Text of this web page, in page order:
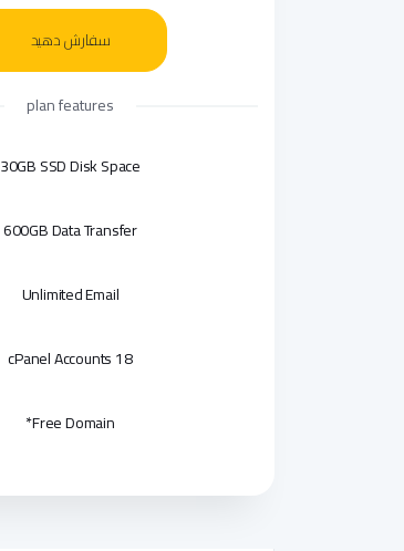
سفارش دهید
plan features
30GB SSD Disk Space
600GB Data Transfer
Unlimited Email
18 cPanel Accounts
Free Domain*